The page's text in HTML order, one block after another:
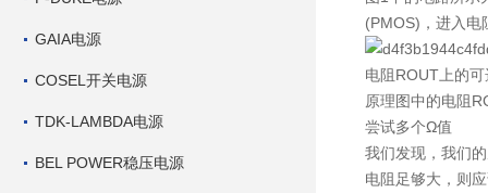
GAIA电源
COSEL开关电源
TDK-LAMBDA电源
BEL POWER稳压电源
(PMOS)，进入电
电阻ROUT上的
原理图中的电阻
尝试多个Ω值
我们发现，我们
电阻足够大，则